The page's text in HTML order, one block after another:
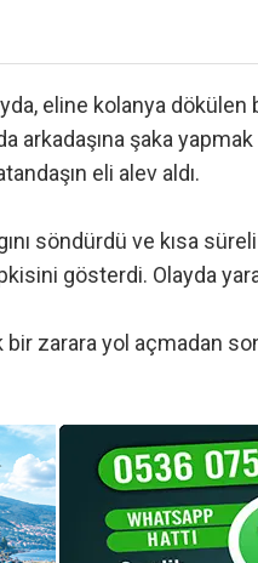
eline kolanya dökülen
arkadaşına şaka
eli alev aldı.
söndürdü ve kısa süreli
gösterdi. Olayda
bir zarara yol açmadan